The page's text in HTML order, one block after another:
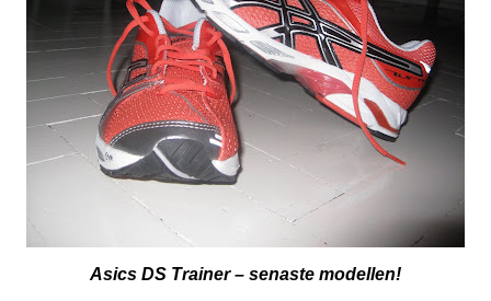
Asics DS Trainer – senaste modellen!